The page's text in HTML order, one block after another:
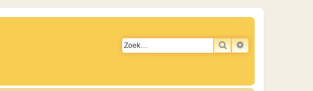
ZOEKUITGEBREID